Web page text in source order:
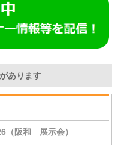
あります
（阪和 展示会）